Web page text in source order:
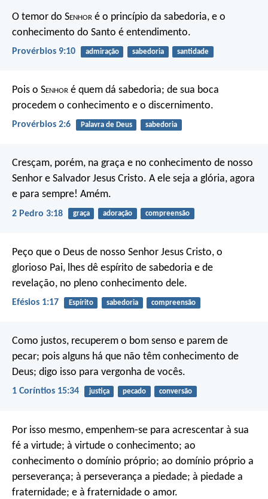
O temor do Senhor é o princípio da sabedoria, e o
conhecimento do Santo é entendimento.
Provérbios 9:10 admiração sabedoria santidade
Pois o Senhor é quem dá sabedoria; de sua boca
procedem o conhecimento e o discernimento.
Provérbios 2:6 Palavra de Deus sabedoria
Cresçam, porém, na graça e no conhecimento de nosso
Senhor e Salvador Jesus Cristo. A ele seja a glória, agora
e para sempre! Amém.
2 Pedro 3:18 graça adoração compreensão
Peço que o Deus de nosso Senhor Jesus Cristo, o
glorioso Pai, lhes dê espírito de sabedoria e de
revelação, no pleno conhecimento dele.
Efésios 1:17 Espírito sabedoria compreensão
Como justos, recuperem o bom senso e parem de
pecar; pois alguns há que não têm conhecimento de
Deus; digo isso para vergonha de vocês.
1 Coríntios 15:34 justiça pecado conversão
Por isso mesmo, empenhem-se para acrescentar à sua
fé a virtude; à virtude o conhecimento; ao
conhecimento o domínio próprio; ao domínio próprio a
perseverança; à perseverança a piedade; à piedade a
fraternidade; e à fraternidade o amor.